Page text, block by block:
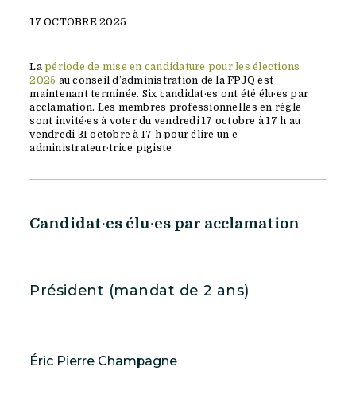
17 OCTOBRE 2025
Lapériode de mise en candidature pour les élections
2025 au conseil d’administration de la FPJQ est
maintenant terminée. Six candidat·es ont été élu·es par
acclamation. Les membres professionnel·les en règle
sont invité·es à voter du vendredi 17 octobre à 17 h au
vendredi 31 octobre à 17 h pour élire un·e
administrateur·trice pigiste
Candidat·es élu·es par acclamation
Président (mandat de 2 ans)
Éric Pierre Champagne